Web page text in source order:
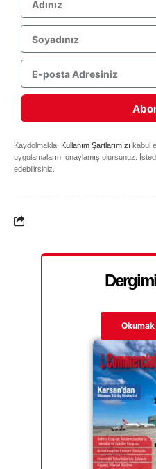
Kaydolmakla, Kullanım Şartlarımızı kabul
uygulamalarını onaylamış olursunuz.
edebilirsiniz.
Okumak